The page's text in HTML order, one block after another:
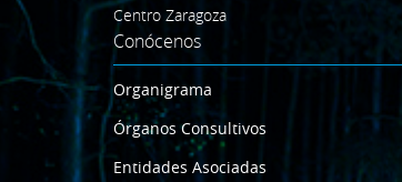
Centro Zaragoza
Conócenos
Organigrama
Órganos Consultivos
Entidades Asociadas